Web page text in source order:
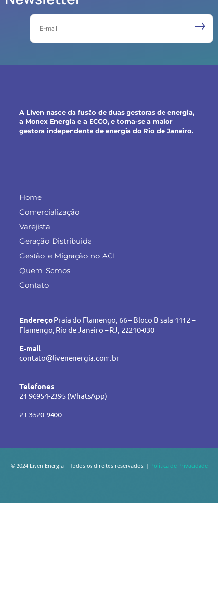
Email
A Liven nasce da fusão de duas gestoras de energia,
a Monex Energia e a ECCO, e torna-se a maior
gestora independente de energia do Rio de Janeiro.
Home
Comercialização
Varejista
Geração Distribuida
Gestão e Migração no ACL
Quem Somos
Contato
Endereço Praia do Flamengo, 66 – Bloco B sala 1112 –
Flamengo, Rio de Janeiro – RJ, 22210-030
E-mail
contato@livenenergia.com.br
Telefones
21 96954-2395 (WhatsApp)
21 3520-9400
© 2024 Liven Energia – Todos os direitos reservados. | Política de Privacidade